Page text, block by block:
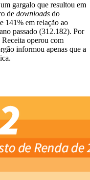
gargalo que resultou em
de downloads do
141% em relação ao
passado (312.182). Por
Receita operou com
informou apenas que a